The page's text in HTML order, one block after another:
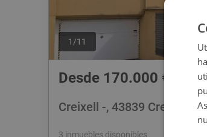
1 /11
Desde 170.000 €
Creixell -, 43839 Creixell -
3 inmuebles disponibles